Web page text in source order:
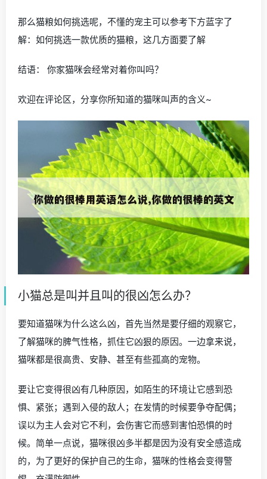
那么猫粮如何挑选呢，不懂的宠主可以参考下方蓝字了
解：如何挑选一款优质的猫粮，这几方面要了解
结语： 你家猫咪会经常对着你叫吗？
欢迎在评论区，分享你所知道的猫咪叫声的含义~
小猫总是叫并且叫的很凶怎么办？
要知道猫咪为什么这么凶，首先当然是要仔细的观察它，
了解猫咪的脾气性格，抓住它凶狠的原因。一边拿来说，
猫咪都是很高贵、安静、甚至有些孤高的宠物。
要让它变得很凶有几种原因，如陌生的环境让它感到恐
惧、紧张；遇到入侵的敌人；在发情的时候要争夺配偶；
误以为主人会对它不利，会伤害它而感到害怕恐惧的时
候。简单一点说，猫咪很凶多半都是因为没有安全感造成
的，为了更好的保护自己的生命，猫咪的性格会变得警